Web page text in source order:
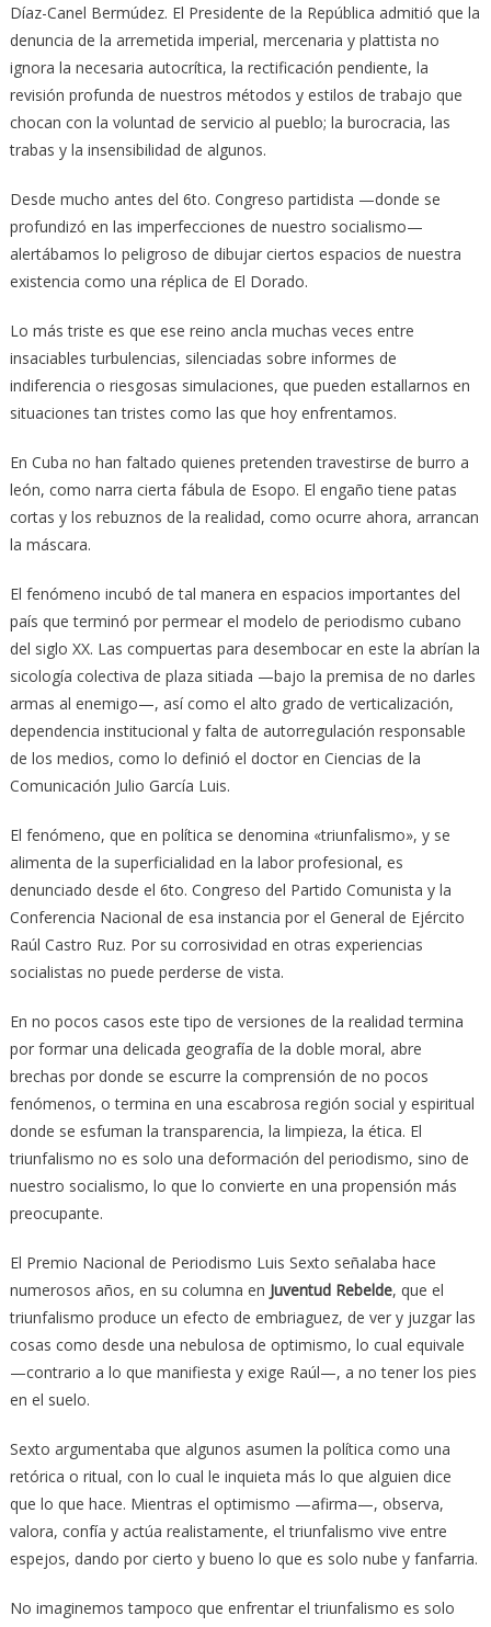
Díaz-Canel Bermúdez. El Presidente de la República admitió que la
denuncia de la arremetida imperial, mercenaria y plattista no
ignora la necesaria autocrítica, la rectificación pendiente, la
revisión profunda de nuestros métodos y estilos de trabajo que
chocan con la voluntad de servicio al pueblo; la burocracia, las
trabas y la insensibilidad de algunos.
Desde mucho antes del 6to. Congreso partidista —donde se
profundizó en las imperfecciones de nuestro socialismo—
alertábamos lo peligroso de dibujar ciertos espacios de nuestra
existencia como una réplica de El Dorado.
Lo más triste es que ese reino ancla muchas veces entre
insaciables turbulencias, silenciadas sobre informes de
indiferencia o riesgosas simulaciones, que pueden estallarnos en
situaciones tan tristes como las que hoy enfrentamos.
En Cuba no han faltado quienes pretenden travestirse de burro a
león, como narra cierta fábula de Esopo. El engaño tiene patas
cortas y los rebuznos de la realidad, como ocurre ahora, arrancan
la máscara.
El fenómeno incubó de tal manera en espacios importantes del
país que terminó por permear el modelo de periodismo cubano
del siglo XX. Las compuertas para desembocar en este la abrían la
sicología colectiva de plaza sitiada —bajo la premisa de no darles
armas al enemigo—, así como el alto grado de verticalización,
dependencia institucional y falta de autorregulación responsable
de los medios, como lo definió el doctor en Ciencias de la
Comunicación Julio García Luis.
El fenómeno, que en política se denomina «triunfalismo», y se
alimenta de la superficialidad en la labor profesional, es
denunciado desde el 6to. Congreso del Partido Comunista y la
Conferencia Nacional de esa instancia por el General de Ejército
Raúl Castro Ruz. Por su corrosividad en otras experiencias
socialistas no puede perderse de vista.
En no pocos casos este tipo de versiones de la realidad termina
por formar una delicada geografía de la doble moral, abre
brechas por donde se escurre la comprensión de no pocos
fenómenos, o termina en una escabrosa región social y espiritual
donde se esfuman la transparencia, la limpieza, la ética. El
triunfalismo no es solo una deformación del periodismo, sino de
nuestro socialismo, lo que lo convierte en una propensión más
preocupante.
El Premio Nacional de Periodismo Luis Sexto señalaba hace
numerosos años, en su columna en Juventud Rebelde, que el
triunfalismo produce un efecto de embriaguez, de ver y juzgar las
cosas como desde una nebulosa de optimismo, lo cual equivale
—contrario a lo que manifiesta y exige Raúl—, a no tener los pies
en el suelo.
Sexto argumentaba que algunos asumen la política como una
retórica o ritual, con lo cual le inquieta más lo que alguien dice
que lo que hace. Mientras el optimismo —afirma—, observa,
valora, confía y actúa realistamente, el triunfalismo vive entre
espejos, dando por cierto y bueno lo que es solo nube y fanfarria.
No imaginemos tampoco que enfrentar el triunfalismo es solo